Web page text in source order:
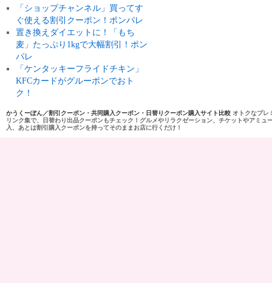
「ショップチャンネル」買ってす
ぐ使える割引クーポン！ポンパレ
置き換えダイエットに！「もち
麦」たっぷり1kgで大幅割引！ポン
パレ
「ケンタッキーフライドチキン」
KFCカードがグルーポンでおト
ク！
かうくーぽん／割引クーポン・共同購入クーポン・日替りクーポン購入サイト比較 オトクなプレ
リンク集で、日替わり出品クーポンもチェック！グルメやリラクゼーション、チケットやアミ
入、あとは割引購入クーポンを持ってそのままお店に行くだけ！